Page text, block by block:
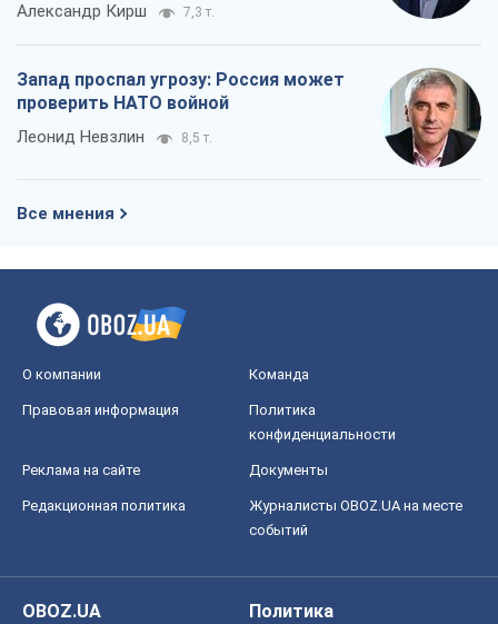
Александр Кирш 7,3 т.
Запад проспал угрозу: Россия может
проверить НАТО войной
Леонид Невзлин 8,5 т.
Все мнения
О компании Команда
Правовая информация
Политика
конфиденциальности
Реклама на сайте Документы
Редакционная политика
Журналисты OBOZ.UA на месте
событий
OBOZ.UA
Политика